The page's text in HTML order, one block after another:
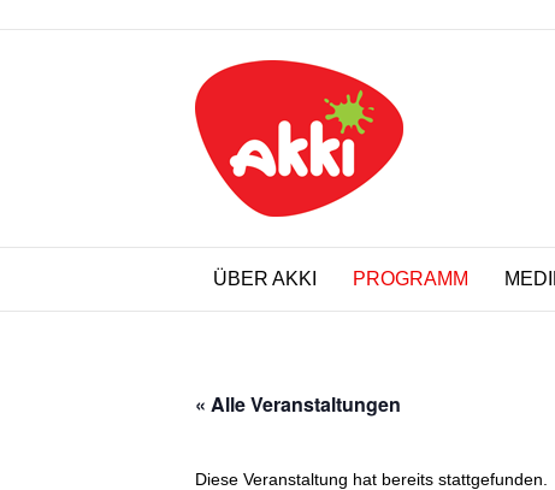
ÜBER AKKI PROGRAMM
« Alle Veranstaltungen
Diese Veranstaltung hat bereits stattgefunden.